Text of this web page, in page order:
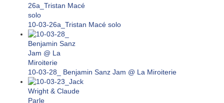
10-03-26a_Tristan Macé solo
10-03-28_ Benjamin Sanz Jam @ La Miroiterie